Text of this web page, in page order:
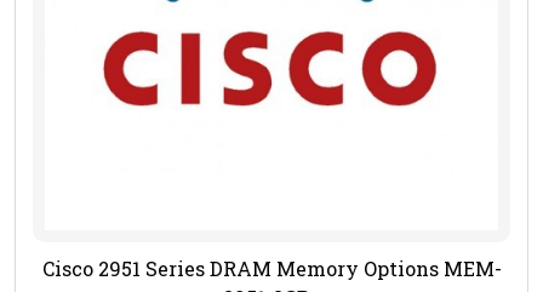
Cisco 2951 Series DRAM Memory Options MEM-